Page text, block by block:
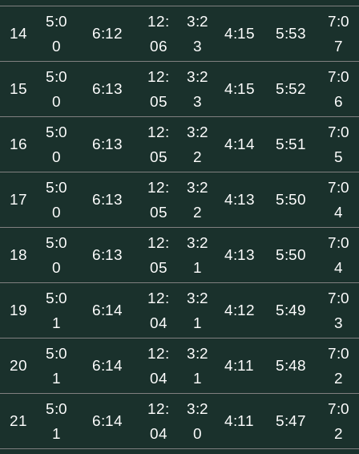
14
5:0
0
6:12
12:
06
3:2
3
4:15 5:53
7:0
7
15
5:0
0
6:13
12:
05
3:2
3
4:15 5:52
7:0
6
16
5:0
0
6:13
12:
05
3:2
2
4:14 5:51
7:0
5
17
5:0
0
6:13
12:
05
3:2
2
4:13 5:50
7:0
4
18
5:0
0
6:13
12:
05
3:2
1
4:13 5:50
7:0
4
19
5:0
1
6:14
12:
04
3:2
1
4:12 5:49
7:0
3
20
5:0
1
6:14
12:
04
3:2
1
4:11 5:48
7:0
2
21
5:0
1
6:14
12:
04
3:2
0
4:11 5:47
7:0
2